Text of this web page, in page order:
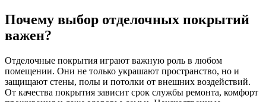
Почему выбор отделочных покрытий
важен?
Отделочные покрытия играют важную роль в любом
помещении. Они не только украшают пространство, но и
защищают стены, полы и потолки от внешних воздействий.
От качества покрытия зависит срок службы ремонта, комфорт